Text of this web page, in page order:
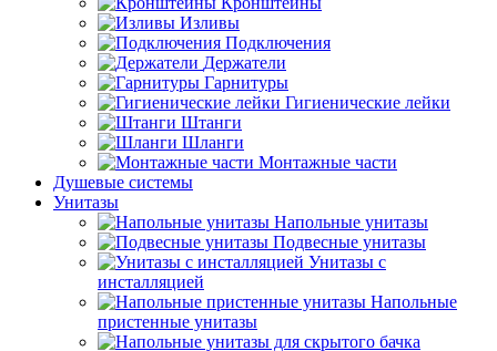
Изливы
Подключения
Держатели
Гарнитуры
Гигиенические лейки
Штанги
Шланги
Монтажные части
Душевые системы
Унитазы
Напольные унитазы
Подвесные унитазы
Унитазы с
инсталляцией
Напольные
пристенные унитазы